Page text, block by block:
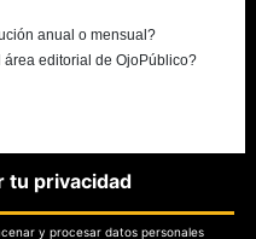
anual o mensual?
editorial de OjoPúblico?
información?
tu privacidad
y procesar datos personales